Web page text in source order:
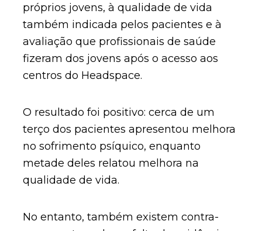
próprios jovens, à qualidade de vida
também indicada pelos pacientes e à
avaliação que profissionais de saúde
fizeram dos jovens após o acesso aos
centros do Headspace.
O resultado foi positivo: cerca de um
terço dos pacientes apresentou melhora
no sofrimento psíquico, enquanto
metade deles relatou melhora na
qualidade de vida.
No entanto, também existem contra-